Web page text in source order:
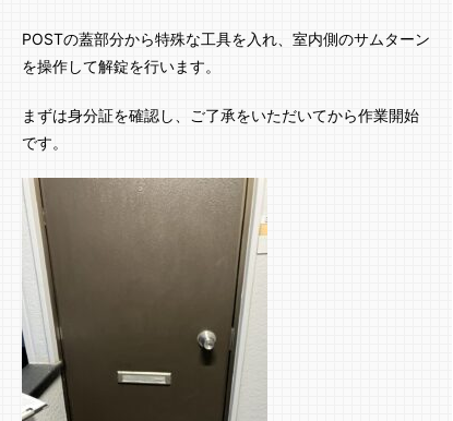
POSTの蓋部分から特殊な工具を入れ、室内側のサムターン
を操作して解錠を行います。
まずは身分証を確認し、ご了承をいただいてから作業開始
です。